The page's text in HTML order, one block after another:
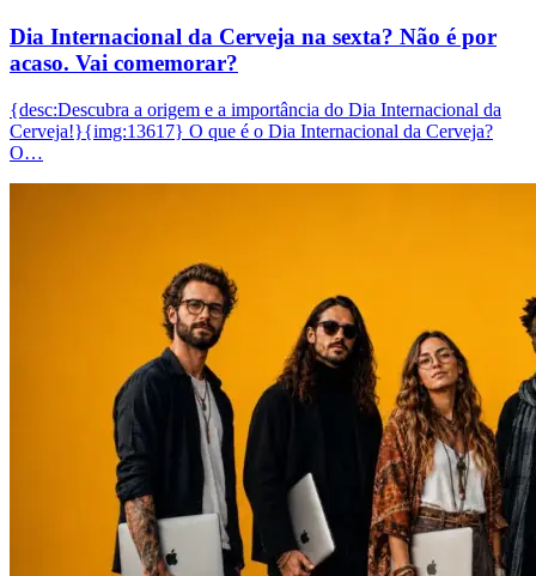
Dia Internacional da Cerveja na sexta? Não é por
acaso. Vai comemorar?
{desc:Descubra a origem e a importância do Dia Internacional da
Cerveja!}{img:13617} O que é o Dia Internacional da Cerveja?
O…